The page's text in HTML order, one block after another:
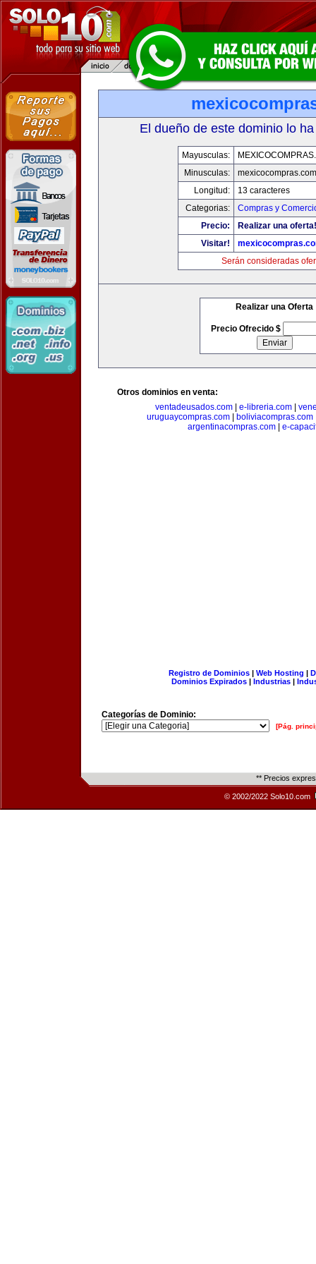
El dueño de este dominio lo
Mayusculas:
Minusculas:
mexicocompras.com
Longitud:
13 caracteres
Categorias:
Compras y
Precio:
Realizar una oferta!
Visitar!
Serán consideradas
Realizar una Oferta
Precio Ofrecido $
Otros dominios en venta:
ventadeusados.com| e-libreria.com|
uruguaycompras.com| boliviacompras.com
argentinacompras.com
e-
Registro de Dominios| Web Hosting |
Dominios Expirados | Industrias |
Categorías de Dominio:
[Pág.
** Precios
© 2002/2022 Solo10.com